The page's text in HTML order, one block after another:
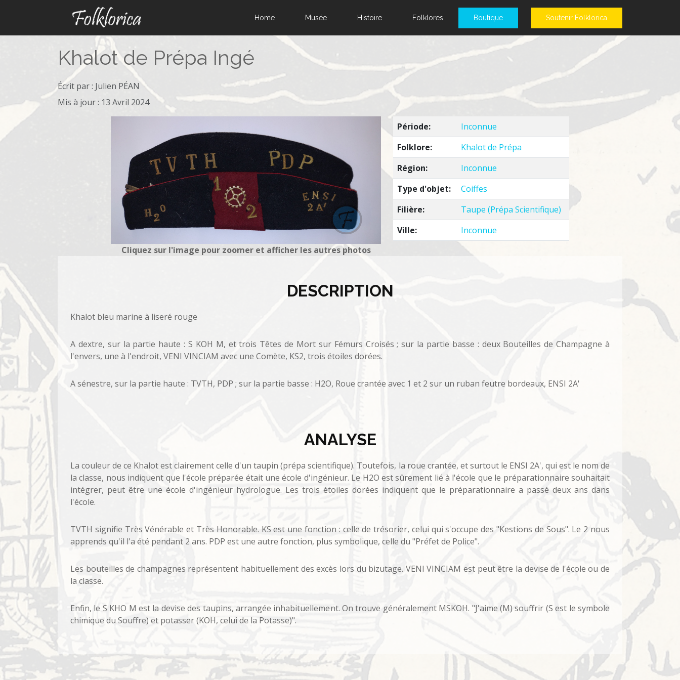
Home Musée Histoire Folklores Boutique Soutenir Folklorica
Khalot de Prépa Ingé
Écrit par : Julien PÉAN
Mis à jour : 13 Avril 2024
Cliquez sur l'image pour zoomer et afficher les autres photos
Période:
Inconnue
Folklore:
Khalot de Prépa
Région:
Inconnue
Type d'objet:
Coiffes
Filière:
Taupe (Prépa Scientifique)
Ville:
Inconnue
DESCRIPTION
Khalot bleu marine à liseré rouge
A dextre, sur la partie haute : S KOH M, et trois Têtes de Mort sur Fémurs Croisés ; sur la partie basse : deux Bouteilles de Champagne à
l'envers, une à l'endroit, VENI VINCIAM avec une Comète, KS2, trois étoiles dorées.
A sénestre, sur la partie haute : TVTH, PDP ; sur la partie basse : H2O, Roue crantée avec 1 et 2 sur un ruban feutre bordeaux, ENSI 2A'
ANALYSE
La couleur de ce Khalot est clairement celle d'un taupin (prépa scientifique). Toutefois, la roue crantée, et surtout le ENSI 2A', qui est le nom de
la classe, nous indiquent que l'école préparée était une école d'ingénieur. Le H2O est sûrement lié à l'école que le préparationnaire souhaitait
intégrer, peut être une école d'ingénieur hydrologue. Les trois étoiles dorées indiquent que le préparationnaire a passé deux ans dans
l'école.
TVTH signifie Très Vénérable et Très Honorable. KS est une fonction : celle de trésorier, celui qui s'occupe des "Kestions de Sous". Le 2 nous
apprends qu'il l'a été pendant 2 ans. PDP est une autre fonction, plus symbolique, celle du "Préfet de Police".
Les bouteilles de champagnes représentent habituellement des excès lors du bizutage. VENI VINCIAM est peut être la devise de l'école ou de
la classe.
Enfin, le S KHO M est la devise des taupins, arrangée inhabituellement. On trouve généralement MSKOH. "J'aime (M) souffrir (S est le symbole
chimique du Souffre) et potasser (KOH, celui de la Potasse)".